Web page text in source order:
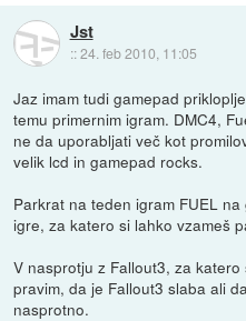
Jst
::24. feb 2010, 11:05
Jaz imam tudi gamepad
temu primernim igram. DMC4,
ne da uporabljati več kot
velik lcd in gamepad rocks.
Parkrat na teden igram FUEL
igre, za katero si lahko vzameš
V nasprotju z Fallout3, za
pravim, da je Fallout3 slaba ali
nasprotno.